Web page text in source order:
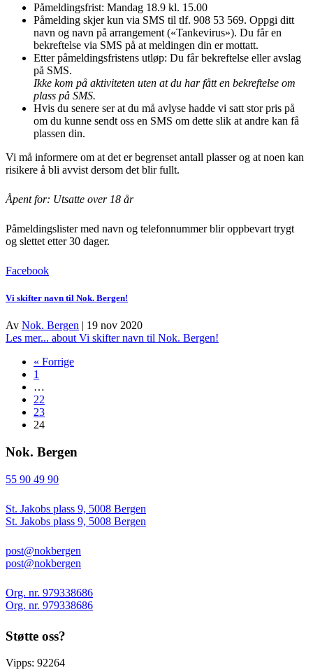
Påmeldingsfrist: Mandag 18.9 kl. 15.00
Påmelding skjer kun via SMS til tlf. 908 53 569. Oppgi ditt
navn og navn på arrangement («Tankevirus»). Du får en
bekreftelse via SMS på at meldingen din er mottatt.
Etter påmeldingsfristens utløp: Du får bekreftelse eller avslag
på SMS.
Ikke kom på aktiviteten uten at du har fått en bekreftelse om
plass på SMS.
Hvis du senere ser at du må avlyse hadde vi satt stor pris på
om du kunne sendt oss en SMS om dette slik at andre kan få
plassen din.
Vi må informere om at det er begrenset antall plasser og at noen kan
risikere å bli avvist dersom det blir fullt.
Åpent for: Utsatte over 18 år
Påmeldingslister med navn og telefonnummer blir oppbevart trygt
og slettet etter 30 dager.
Facebook
Vi skifter navn til Nok. Bergen!
Av Nok. Bergen | 19 nov 2020
Les mer... about Vi skifter navn til Nok. Bergen!
« Forrige
1
…
22
23
24
Nok. Bergen
55 90 49 90
St. Jakobs plass 9, 5008 Bergen
St. Jakobs plass 9, 5008 Bergen
post@nokbergen
post@nokbergen
Org. nr. 979338686
Org. nr. 979338686
Støtte oss?
Vipps: 92264